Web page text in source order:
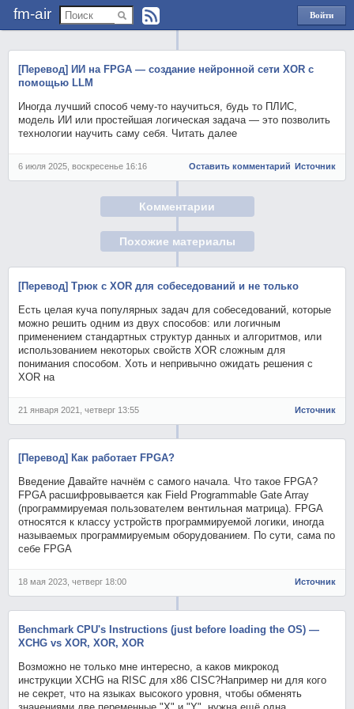
fm-air
Войти
через
[Перевод] ИИ на FPGA — создание нейронной сети XOR с
помощью LLM
Иногда лучший способ чему-то научиться, будь то ПЛИС,
модель ИИ или простейшая логическая задача — это позволить
технологии научить саму себя. Читать далее
6 июля 2025, воскресенье 16:16 Оставить комментарий Источник
Комментарии
Похожие материалы
[Перевод] Трюк с XOR для собеседований и не только
Есть целая куча популярных задач для собеседований, которые
можно решить одним из двух способов: или логичным
применением стандартных структур данных и алгоритмов, или
использованием некоторых свойств XOR сложным для
понимания способом. Хоть и непривычно ожидать решения с
XOR на
21 января 2021, четверг 13:55 Источник
[Перевод] Как работает FPGA?
Введение Давайте начнём с самого начала. Что такое FPGA?
FPGA расшифровывается как Field Programmable Gate Array
(программируемая пользователем вентильная матрица). FPGA
относятся к классу устройств программируемой логики, иногда
называемых программируемым оборудованием. По сути, сама по
себе FPGA
18 мая 2023, четверг 18:00 Источник
Benchmark CPU's Instructions (just before loading the OS) —
XCHG vs XOR, XOR, XOR
Возможно не только мне интересно, а каков микрокод
инструкции XCHG на RISC для x86 CISC?Например ни для кого
не секрет, что на языках высокого уровня, чтобы обменять